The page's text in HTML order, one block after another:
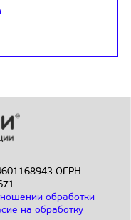
ОГРН
обработки
на обработку